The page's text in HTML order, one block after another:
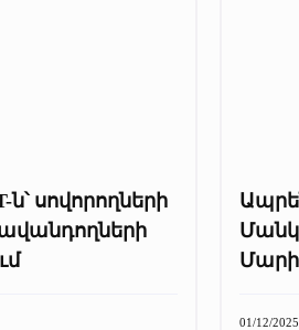
ն՝ սովորողների
01/12/2025